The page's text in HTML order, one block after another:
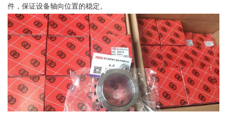
件，保证设备轴向位置的稳定。